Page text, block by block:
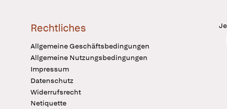
Rechtliches
Allgemeine Geschäftsbedingungen
Allgemeine Nutzungsbedingungen
Impressum
Datenschutz
Widerrufsrecht
Netiquette